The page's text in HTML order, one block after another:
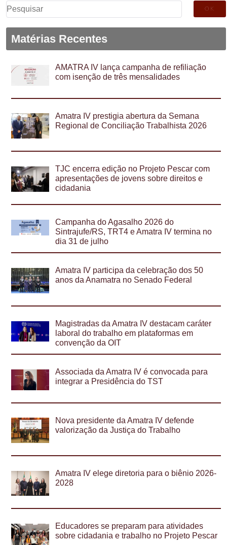
Pesquisar
por:
Matérias Recentes
AMATRA IV lança campanha de refiliação
com isenção de três mensalidades
Amatra IV prestigia abertura da Semana
Regional de Conciliação Trabalhista 2026
TJC encerra edição no Projeto Pescar com
apresentações de jovens sobre direitos e
cidadania
Campanha do Agasalho 2026 do
Sintrajufe/RS, TRT4 e Amatra IV termina no
dia 31 de julho
Amatra IV participa da celebração dos 50
anos da Anamatra no Senado Federal
Magistradas da Amatra IV destacam caráter
laboral do trabalho em plataformas em
convenção da OIT
Associada da Amatra IV é convocada para
integrar a Presidência do TST
Nova presidente da Amatra IV defende
valorização da Justiça do Trabalho
Amatra IV elege diretoria para o biênio 2026-
2028
Educadores se preparam para atividades
sobre cidadania e trabalho no Projeto Pescar